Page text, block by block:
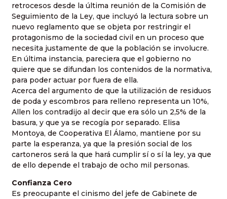
retrocesos desde la última reunión de la Comisión de
Seguimiento de la Ley, que incluyó la lectura sobre un
nuevo reglamento que se objeta por restringir el
protagonismo de la sociedad civil en un proceso que
necesita justamente de que la población se involucre.
En última instancia, pareciera que el gobierno no
quiere que se difundan los contenidos de la normativa,
para poder actuar por fuera de ella.
Acerca del argumento de que la utilización de residuos
de poda y escombros para relleno representa un 10%,
Allen los contradijo al decir que era sólo un 2,5% de la
basura, y que ya se recogía por separado. Elisa
Montoya, de Cooperativa El Álamo, mantiene por su
parte la esperanza, ya que la presión social de los
cartoneros será la que hará cumplir sí o sí la ley, ya que
de ello depende el trabajo de ocho mil personas.
Confianza Cero
Es preocupante el cinismo del jefe de Gabinete de